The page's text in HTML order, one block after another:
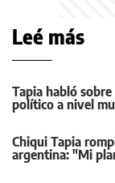
Leé más
Tapia habló
político a nivel
Chiqui Tapia
argentina: "Mi